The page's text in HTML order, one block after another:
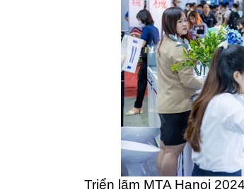
Triển lãm MTA Hanoi